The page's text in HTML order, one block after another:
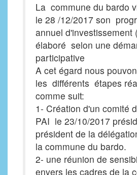
La commune du bardo
le 28 /12/2017 son
annuel d'investissement
élaboré selon une
participative
A cet égard nous
les différents étapes
comme suit:
1- Création d'un comité
PAI le 23/10/2017
président de la
la commune du bardo.
2- une réunion de
envers les cadres de la